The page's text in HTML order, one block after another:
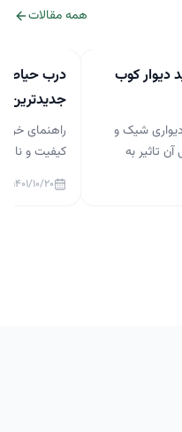
همه مقالات
دیوار کوب
دیواری شیک و
تاثیر به
دکوراسیون
شما را
درب حیاط
جدیدترین
راهنمای
کیفیت و
درب حیاط
گذار بر
۱۴۰۱/۱۰/۲۰